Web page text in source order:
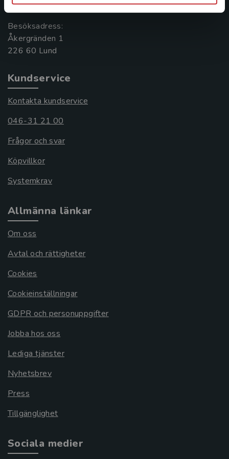
Besöksadress:
Åkergränden 1
Kundservice
Kontakta kundservice
046-31 21 00
Frågor och svar
Köpvillkor
Systemkrav
Allmänna länkar
Om oss
Avtal och rättigheter
Cookies
Cookieinställningar
GDPR och personuppgifter
Jobba hos oss
Lediga tjänster
Nyhetsbrev
Press
Tillgänglighet
Sociala medier